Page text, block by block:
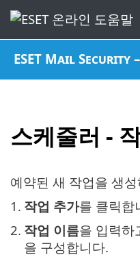
ESET Mail Security
스케줄러 -
예약된 새 작업을 생
1. 작업 추가를 클릭합
2. 작업 이름을 입력하
을 구성합니다.